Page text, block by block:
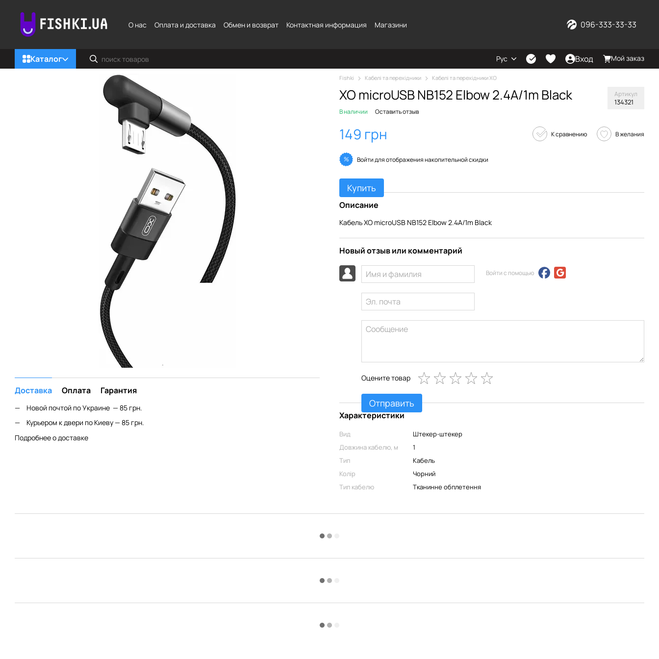
О нас
Оплата и доставка Обмен и возврат Контактная информация Магазини 096-333-33-33
Каталог Рус Вход Мой заказ
Доставка Оплата Гарантия
Новой почтой по Украине — 85 грн.
Курьером к двери по Киеву — 85 грн.
Подробнее о доставке
Fishki Кабелі та перехідники Кабелі та перехідники XO
XO microUSB NB152 Elbow 2.4A/1m Black Артикул
134321
В наличии Оставить отзыв
149 грн К сравнению В желания
% Войтидля отображения накопительной скидки
Купить
Описание
Кабель XO microUSB NB152 Elbow 2.4A/1m Black
Новый отзыв или комментарий
Войти с помощью
Оцените товар
Отправить
Характеристики
Вид
Штекер-штекер
Довжина кабелю, м
1
Тип
Кабель
Колір
Чорний
Тип кабелю
Тканинне обплетення